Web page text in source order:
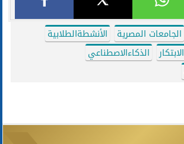
الجامعات المصرية
الأنشطةالطلابية
الابتكار
الذكاءالاصطناعي